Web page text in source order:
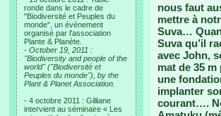
ronde dans le cadre de
"Biodiversité et Peuples du
monde", un événement
organisé par l'association
Plante & Planète.
- October 19, 2011 :
"Biodiversity and people of the
world" ("Biodiversité et
Peuples du monde"), by the
Plant & Planet Association.
- 4 octobre 2011 : Gilliane
intervient au séminaire « Les
nous faut
mettre à
Suva…
Suva qu’il
avec John,
mat de 35
une
implanter
courant….